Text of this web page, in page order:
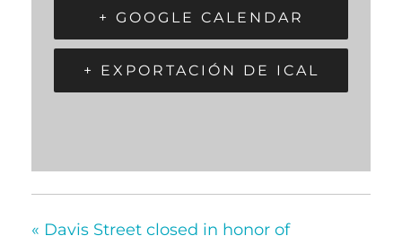
+ GOOGLE CALENDAR
+ EXPORTACIÓN DE ICAL
« Davis Street closed in honor of